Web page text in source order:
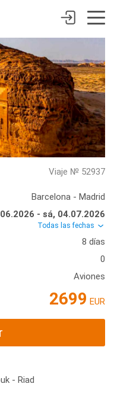
Viaje № 52937
Barcelona - Madrid
- sá, 04.07.2026
Todas las fechas
8 días
0
Aviones
2699 EUR
- Riad